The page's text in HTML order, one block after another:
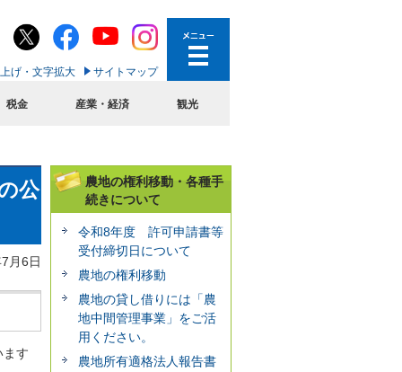
げ・文字拡大 サイトマップ
税金 産業・経済 観光
公
月6日
す
農地の権利移動・各種手
続きについて
令和8年度 許可申請書等
受付締切日について
農地の権利移動
農地の貸し借りには「農
地中間管理事業」をご活
用ください。
農地所有適格法人報告書